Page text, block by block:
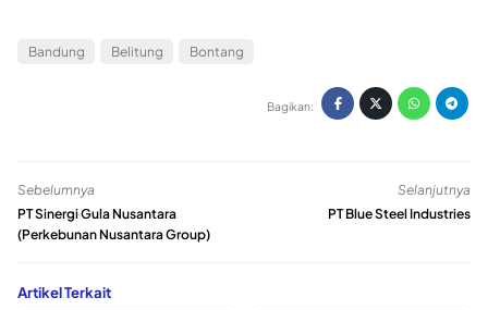
Bandung Belitung Bontang
Bagikan:
Sebelumnya
PT Sinergi Gula Nusantara
(Perkebunan Nusantara Group)
Selanjutnya
PT Blue Steel Industries
Artikel Terkait